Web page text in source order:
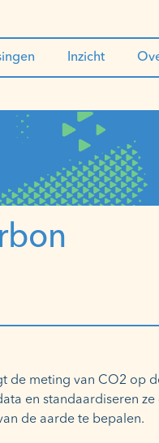
Inzicht
de meting van CO2 op
en standaardiseren
de aarde te bepalen.